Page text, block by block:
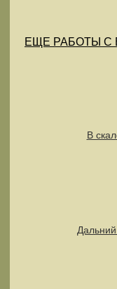
ЕЩЕ РАБОТЫ С
В